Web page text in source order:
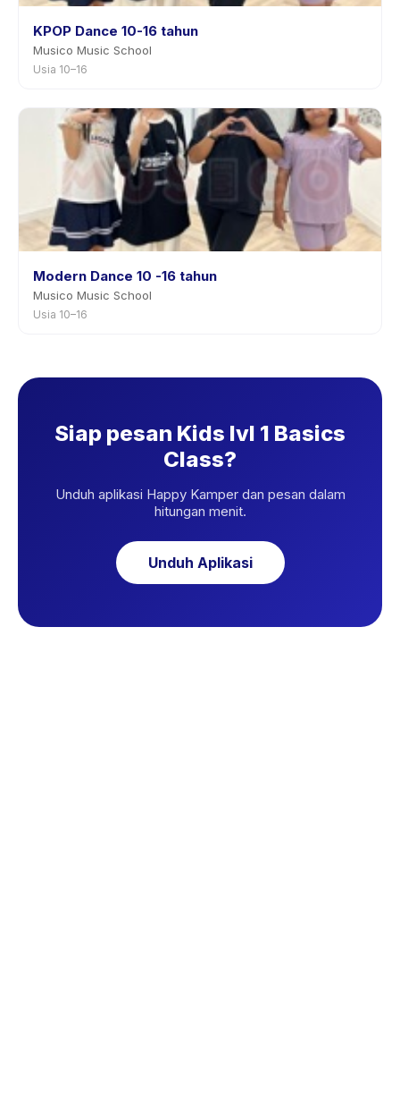
KPOP Dance 10-16 tahun
Musico Music School
Usia 10–16
Modern Dance 10 -16 tahun
Musico Music School
Usia 10–16
Siap pesan Kids lvl 1 Basics
Class?
Unduh aplikasi Happy Kamper dan pesan dalam
hitungan menit.
Unduh Aplikasi